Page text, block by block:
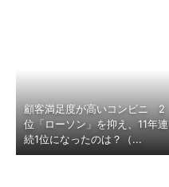
顧客満足度が高いコンビニ 2
位「ローソン」を抑え、11年連
続1位になったのは？（...